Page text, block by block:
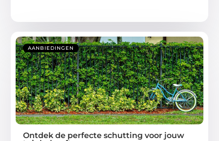
AANBIEDINGEN
Ontdek de perfecte schutting voor jouw